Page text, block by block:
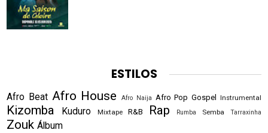
ESTILOS
Afro Beat Afro House Afro Naija Afro Pop Gospel Instrumental
Kizomba Kuduro Mixtape R&B Rap Rumba Semba Tarraxinha
Zouk Álbum